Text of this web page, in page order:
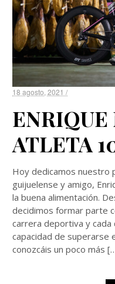
18 agosto, 2021 /
ATLETA
Hoy dedicamos nuestro
guijuelense y amigo,
la buena alimentación.
decidimos formar parte
carrera deportiva y
capacidad de superarse
conozcáis un poco más